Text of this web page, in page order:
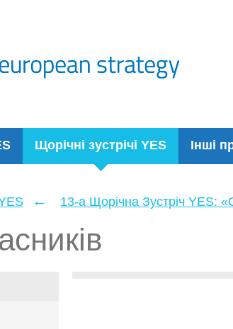
Щорічні зустрічі YES Інші
← 13-а Щорічна Зустріч YES: